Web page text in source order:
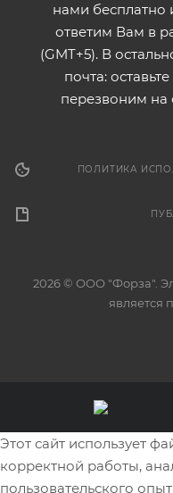
нами бесплатно
ответим Вам в
(GMT+5). В
почта:
перезвоним
ПОЛИТИКА
2026 © ООО "Форза".
является
Этот сайт использует
корректной работы,
пользовательского